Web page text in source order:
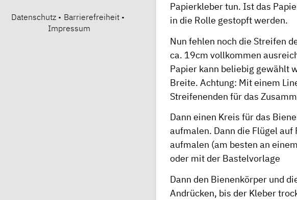
Datenschutz • Barrierefreiheit •
Impressum
Papierkleber tun. Ist das
in die Rolle gestopft werden.
Nun fehlen noch die Streifen
ca. 19cm vollkommen
Papier kann beliebig gewählt
Breite. Achtung: Mit einem
Streifenenden für das
Dann einen Kreis für das
aufmalen. Dann die Flügel
aufmalen (am besten an
oder mit der Bastelvorlage
Dann den Bienenkörper und
Andrücken, bis der Kleber